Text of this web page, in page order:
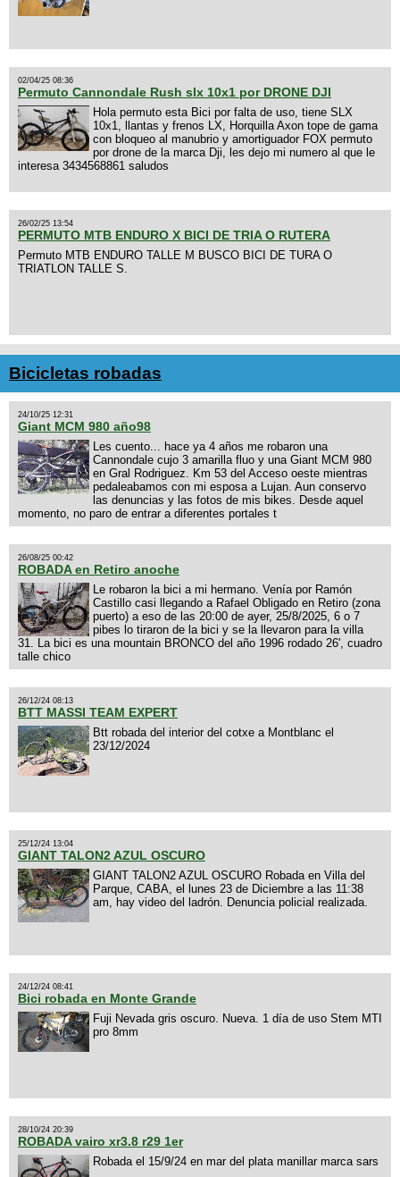
02/04/25 08:36
Permuto Cannondale Rush slx 10x1 por DRONE DJI
Hola permuto esta Bici por falta de uso, tiene SLX
10x1, llantas y frenos LX, Horquilla Axon tope de gama
con bloqueo al manubrio y amortiguador FOX permuto
por drone de la marca Dji, les dejo mi numero al que le
interesa 3434568861 saludos
26/02/25 13:54
PERMUTO MTB ENDURO X BICI DE TRIA O RUTERA
Permuto MTB ENDURO TALLE M BUSCO BICI DE TURA O
TRIATLON TALLE S.
Bicicletas robadas
24/10/25 12:31
Giant MCM 980 año98
Les cuento... hace ya 4 años me robaron una
Cannondale cujo 3 amarilla fluo y una Giant MCM 980
en Gral Rodriguez. Km 53 del Acceso oeste mientras
pedaleabamos con mi esposa a Lujan. Aun conservo
las denuncias y las fotos de mis bikes. Desde aquel
momento, no paro de entrar a diferentes portales t
26/08/25 00:42
ROBADA en Retiro anoche
Le robaron la bici a mi hermano. Venía por Ramón
Castillo casi llegando a Rafael Obligado en Retiro (zona
puerto) a eso de las 20:00 de ayer, 25/8/2025, 6 o 7
pibes lo tiraron de la bici y se la llevaron para la villa
31. La bici es una mountain BRONCO del año 1996 rodado 26', cuadro
talle chico
26/12/24 08:13
BTT MASSI TEAM EXPERT
Btt robada del interior del cotxe a Montblanc el
23/12/2024
25/12/24 13:04
GIANT TALON2 AZUL OSCURO
GIANT TALON2 AZUL OSCURO Robada en Villa del
Parque, CABA, el lunes 23 de Diciembre a las 11:38
am, hay video del ladrón. Denuncia policial realizada.
24/12/24 08:41
Bici robada en Monte Grande
Fuji Nevada gris oscuro. Nueva. 1 día de uso Stem MTI
pro 8mm
28/10/24 20:39
ROBADA vairo xr3.8 r29 1er
Robada el 15/9/24 en mar del plata manillar marca sars